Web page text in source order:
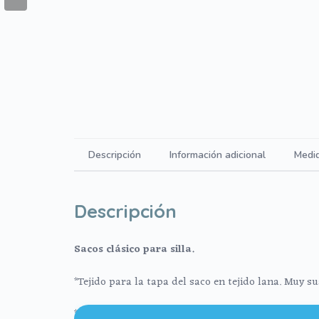
Descripción Información adicional
Descripción
Sacos clásico para silla.
*Tejido para la tapa del saco en tejido lana. Muy
*Tejido para la funda y el interior a elegir: 1.En